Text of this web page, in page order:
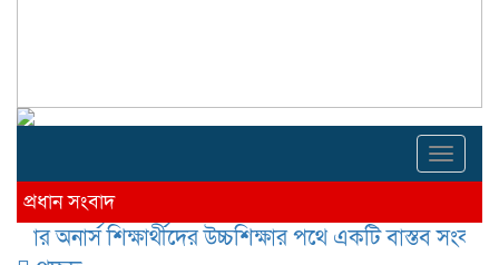
প্রধান সংবাদ
শিক্ষার্থীদের উচ্চশিক্ষার পথে একটি বাস্তব সংকট